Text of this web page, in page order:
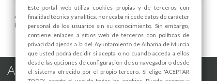
Areas relacionadas:
Medio Ambiente
Alhama de Murcia en las Redes
Este portal web utiliza cookies propias y de terceros con
finalidad técnica y analítica, no recaba ni cede datos de carácter
personal de los usuarios sin su conocimiento. Sin embargo,
contiene enlaces a sitios web de terceros con políticas de
privacidad ajenas a la del Ayuntamiento de Alhama de Murcia
que usted podrá decidir si acepta o no cuando acceda a ellos
desde las opciones de configuración de su navegador o desde
el sistema ofrecido por el propio tercero. Si elige 'ACEPTAR